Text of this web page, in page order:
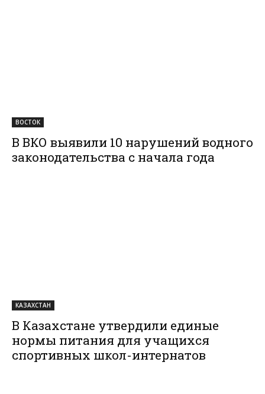
ВОСТОК
В ВКО выявили 10 нарушений водного
законодательства с начала года
КАЗАХСТАН
В Казахстане утвердили единые
нормы питания для учащихся
спортивных школ-интернатов